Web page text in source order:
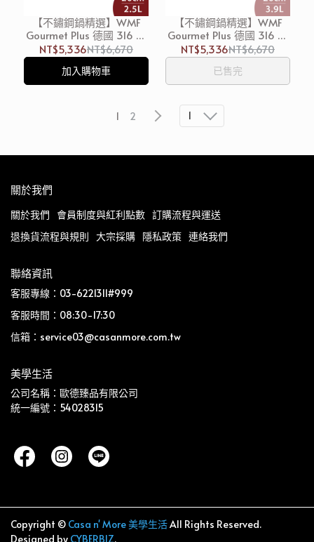
【不鏽鋼鍋精選】WMF
Gourmet Plus 德國 316 不
鏽鋼矮身燉鍋 (含蓋)
20cm 2.5L 湯鍋 (電磁爐 IH
爐可用)
NT$5,336NT$6,670
加入購物車
【不鏽鋼鍋精選】WMF
Gourmet Plus 德國 316 不
鏽鋼高身燉鍋 (含蓋)
20cm 3.9L 湯鍋 (電磁爐 IH
爐可用)
NT$5,336NT$6,670
已售完
1 2 1
關於我們
關於我們 會員制度與紅利點數 訂購流程與運送
退換貨流程與規則 大宗採購 隱私政策 連絡我們
聯絡資訊
客服專線：03-6221311#999
客服時間：08:30-17:30
信箱：service03@casanmore.com.tw
美學生活
公司名稱：歐德臻品有限公司
統一編號：54028315
Copyright © Casa n' More 美學生活All Rights Reserved.
Designed by CYBERBIZ.